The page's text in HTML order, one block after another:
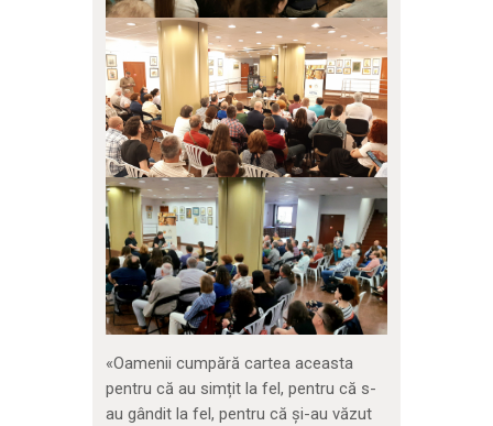
«Oamenii cumpără cartea aceasta
pentru că au simțit la fel, pentru că s-
au gândit la fel, pentru că și-au văzut